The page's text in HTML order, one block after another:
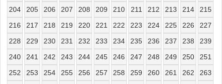
204
205 206 207 208 209 210 211 212 213 214
215
216
217 218 219 220 221 222 223 224 225 226
227
228
229 230 231 232 233 234 235 236 237 238
239
240
241 242 243 244 245 246 247 248 249 250
251
252
253 254 255 256 257 258 259 260 261 262
263